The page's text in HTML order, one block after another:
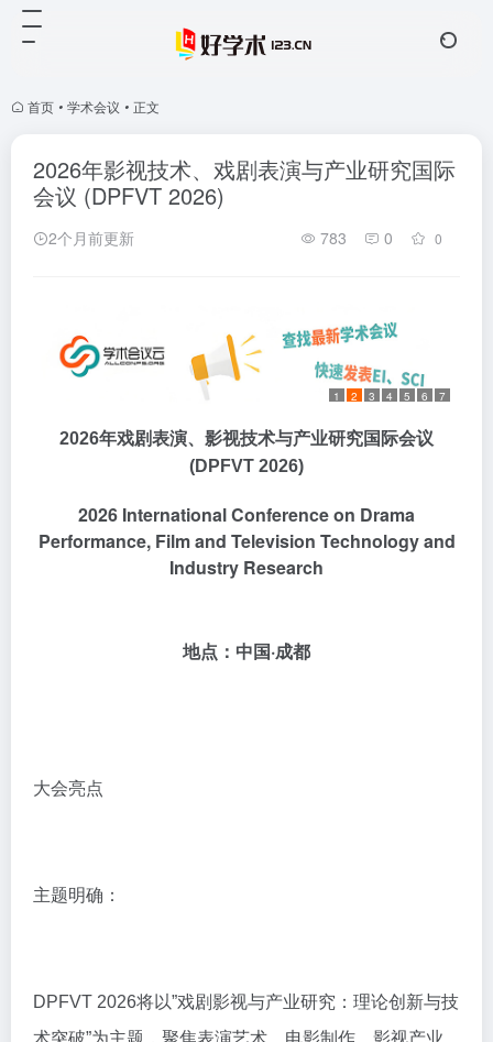
首页 • 学术会议 • 正文
2026年影视技术、戏剧表演与产业研究国际
会议 (DPFVT 2026)
2个月前更新 783 0 0
1 2 3 4 5 6 7
2026年戏剧表演、影视技术与产业研究国际会议
(DPFVT 2026)
2026 International Conference on Drama
Performance, Film and Television Technology and
Industry Research
地点：中国·成都
大会亮点
主题明确：
DPFVT 2026将以”戏剧影视与产业研究：理论创新与技
术突破”为主题，聚焦表演艺术、电影制作、影视产业